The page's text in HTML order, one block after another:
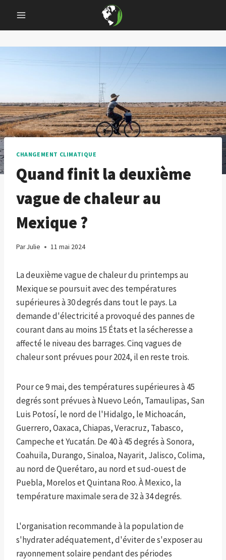
content
CHANGEMENT CLIMATIQUE
Quand finit la deuxième
vague de chaleur au
Mexique ?
ParJulie 11 mai 2024
La deuxième vague de chaleur du printemps au
Mexique se poursuit avec des températures
supérieures à 30 degrés dans tout le pays. La
demande d'électricité a provoqué des pannes de
courant dans au moins 15 États et la sécheresse a
affecté le niveau des barrages. Cinq vagues de
chaleur sont prévues pour 2024, il en reste trois.
Pour ce 9 mai, des températures supérieures à 45
degrés sont prévues à Nuevo León, Tamaulipas, San
Luis Potosí, le nord de l'Hidalgo, le Michoacán,
Guerrero, Oaxaca, Chiapas, Veracruz, Tabasco,
Campeche et Yucatán. De 40 à 45 degrés à Sonora,
Coahuila, Durango, Sinaloa, Nayarit, Jalisco, Colima,
au nord de Querétaro, au nord et sud-ouest de
Puebla, Morelos et Quintana Roo. À Mexico, la
température maximale sera de 32 à 34 degrés.
L'organisation recommande à la population de
s'hydrater adéquatement, d'éviter de s'exposer au
rayonnement solaire pendant des périodes